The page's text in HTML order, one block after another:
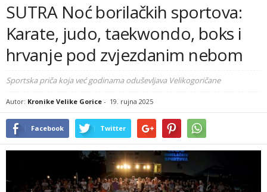
SUTRA Noć borilačkih sportova:
Karate, judo, taekwondo, boks i
hrvanje pod zvjezdanim nebom
Sportska priča koja već godinama oduševljava Velikogoričane
Autor: Kronike Velike Gorice - 19. rujna 2025
Facebook Twitter